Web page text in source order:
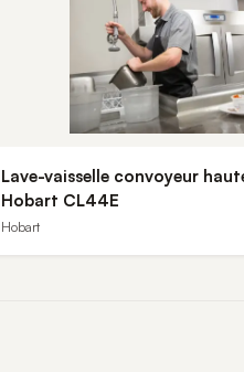
Lave-vaisselle convoyeur
Hobart CL44E
Hobart